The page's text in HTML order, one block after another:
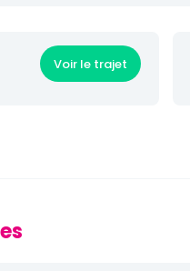
Voir le trajet